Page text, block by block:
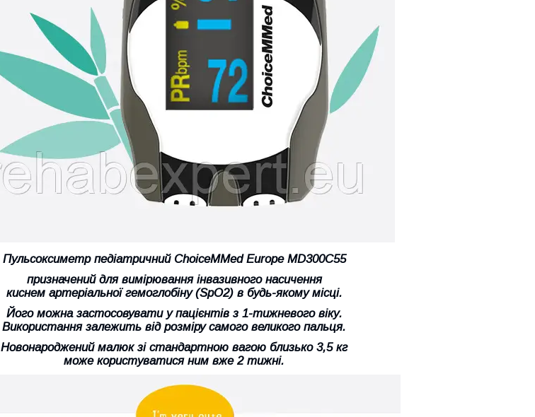
Пульсоксиметр педіатричний ChoiceMMed Europe MD300C55
призначений для вимірювання інвазивного насичення
киснем артеріальної гемоглобіну (SpO2) в будь-якому місці.
Його можна застосовувати у пацієнтів з 1-тижневого віку.
Використання залежить від розміру самого великого пальця.
Новонароджений малюк зі стандартною вагою близько 3,5 кг
може користуватися ним вже 2 тижні.